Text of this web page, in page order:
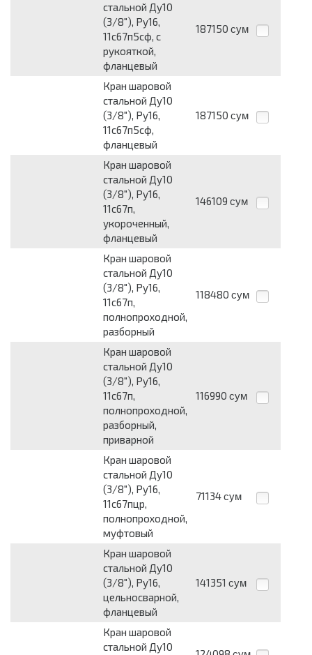
стальной Ду10
(3/8"), Ру16,
11с67п5сф, с
рукояткой,
фланцевый
187150 сум
Кран шаровой
стальной Ду10
(3/8"), Ру16,
11с67п5сф,
фланцевый
187150 сум
Кран шаровой
стальной Ду10
(3/8"), Ру16,
11с67п,
укороченный,
фланцевый
146109 сум
Кран шаровой
стальной Ду10
(3/8"), Ру16,
11с67п,
полнопроходной,
разборный
118480 сум
Кран шаровой
стальной Ду10
(3/8"), Ру16,
11с67п,
полнопроходной,
разборный,
приварной
116990 сум
Кран шаровой
стальной Ду10
(3/8"), Ру16,
11с67пцр,
полнопроходной,
муфтовый
71134 сум
Кран шаровой
стальной Ду10
(3/8"), Ру16,
цельносварной,
фланцевый
141351 сум
Кран шаровой
стальной Ду10